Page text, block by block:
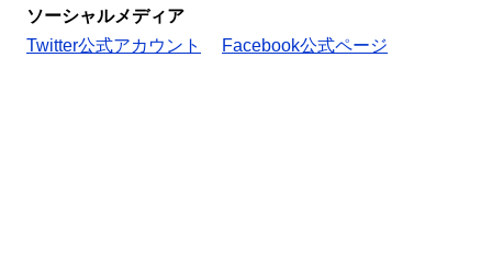
ソーシャルメディア
Twitter公式アカウント
Facebook公式ページ